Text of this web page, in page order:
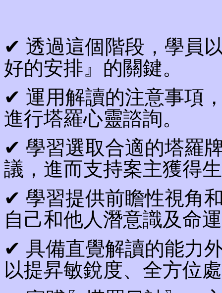
✔ 透過這個階段，學員
好的安排』的關鍵。
✔ 運用解讀的注意事項
進行塔羅心靈諮詢。
✔ 學習選取合適的塔羅
議，進而支持案主獲得
✔ 學習提供前瞻性視角
自己和他人潛意識及命
✔ 具備直覺解讀的能力
以提昇敏銳度、全方位